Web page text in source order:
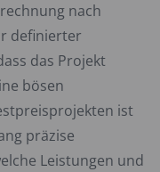
nach
definierter
das Projekt
bösen
ist
präzise
Leistungen und